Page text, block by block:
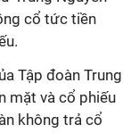
cổ tức tiền
Tập đoàn Trung
mặt và cổ phiếu
không trả cổ